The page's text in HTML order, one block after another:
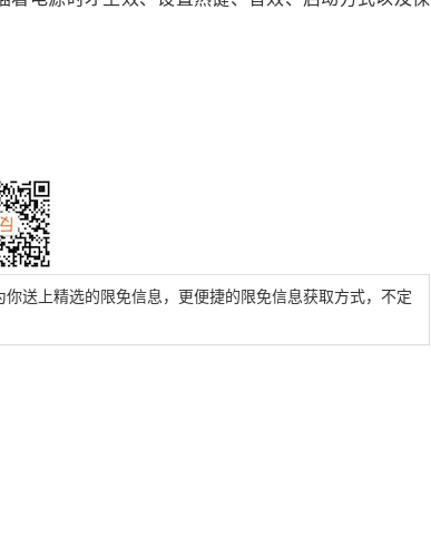
送上精选的限免信息，更便捷的限免信息获取方式，不定